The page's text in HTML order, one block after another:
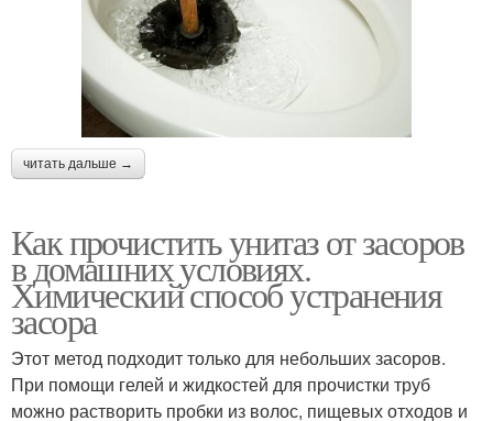
читать дальше →
Как прочистить унитаз от засоров
в домашних условиях.
Химический способ устранения
засора
Этот метод подходит только для небольших засоров.
При помощи гелей и жидкостей для прочистки труб
можно растворить пробки из волос, пищевых отходов и